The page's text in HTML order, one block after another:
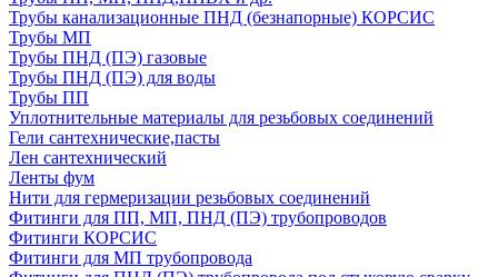
Трубы канализационные ПНД (безнапорные) КОРСИС
Трубы МП
Трубы ПНД (ПЭ) газовые
Трубы ПНД (ПЭ) для воды
Трубы ПП
Уплотнительные материалы для резьбовых соединений
Гели сантехнические,пасты
Лен сантехнический
Ленты фум
Нити для гермеризации резьбовых соединений
Фитинги для ПП, МП, ПНД (ПЭ) трубопроводов
Фитинги КОРСИС
Фитинги для МП трубопровода